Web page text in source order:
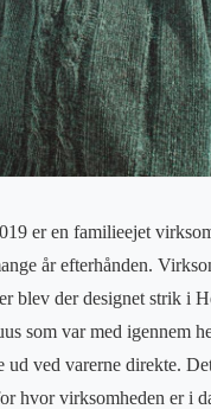
er en familieejet
år efterhånden.
blev der designet strik i
som var med igennem
ud ved varerne direkte.
hvor virksomheden er i